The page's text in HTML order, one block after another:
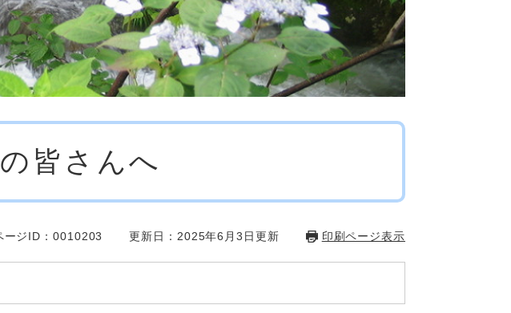
皆さんへ
ージID：0010203 更新日：2025年6月3日更新 印刷ページ表示